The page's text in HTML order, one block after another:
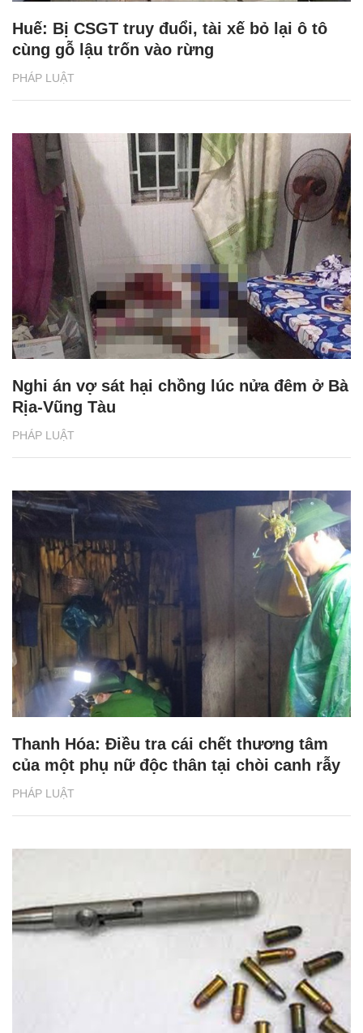
PHÁP LUẬT
Huế: Bị CSGT truy đuổi, tài xế bỏ lại ô tô
cùng gỗ lậu trốn vào rừng
PHÁP LUẬT
Nghi án vợ sát hại chồng lúc nửa đêm ở Bà
Rịa-Vũng Tàu
PHÁP LUẬT
Thanh Hóa: Điều tra cái chết thương tâm
của một phụ nữ độc thân tại chòi canh rẫy